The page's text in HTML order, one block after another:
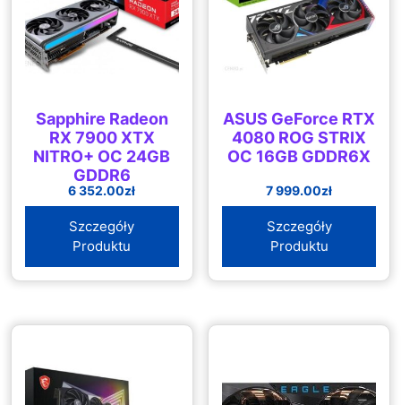
Sapphire Radeon
RX 7900 XTX
NITRO+ OC 24GB
GDDR6
(113220140G)
6 352.00zł
Szczegóły
Produktu
ASUS GeForce RTX
4080 ROG STRIX
OC 16GB GDDR6X
7 999.00zł
Szczegóły
Produktu